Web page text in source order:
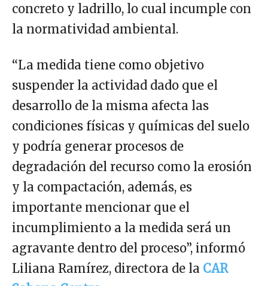
concreto y ladrillo, lo cual incumple con
la normatividad ambiental.
“La medida tiene como objetivo
suspender la actividad dado que el
desarrollo de la misma afecta las
condiciones físicas y químicas del suelo
y podría generar procesos de
degradación del recurso como la erosión
y la compactación, además, es
importante mencionar que el
incumplimiento a la medida será un
agravante dentro del proceso”, informó
Liliana Ramírez, directora de la CAR